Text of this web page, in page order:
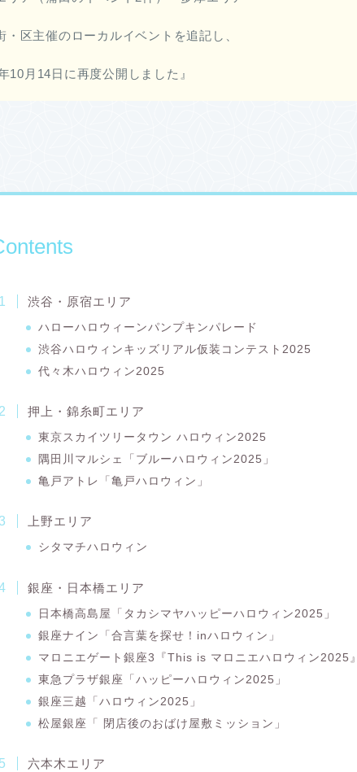
・区主催のローカルイベントを追記し、
10月14日に再度公開しました』
渋谷・原宿エリア
ハローハロウィーンパンプキンパレード
渋谷ハロウィンキッズリアル仮装コンテスト2025
代々木ハロウィン2025
押上・錦糸町エリア
東京スカイツリータウン ハロウィン2025
隅田川マルシェ「ブルーハロウィン2025」
亀戸アトレ「亀戸ハロウィン」
上野エリア
シタマチハロウィン
銀座・日本橋エリア
日本橋高島屋「タカシマヤハッピーハロウィン2025」
銀座ナイン「合言葉を探せ！inハロウィン」
マロニエゲート銀座3『This is マロニエハロウィン2025』
東急プラザ銀座「ハッピーハロウィン2025」
銀座三越「ハロウィン2025」
松屋銀座「 閉店後のおばけ屋敷ミッション」
六本木エリア